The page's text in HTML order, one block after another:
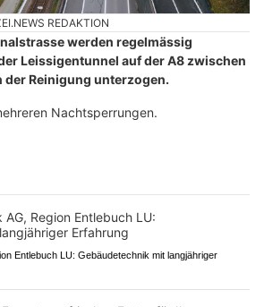
REDAKTION
werden regelmässig
Leissigentunnel auf der A8 zwischen
der Reinigung unterzogen.
Nachtsperrungen.
Entlebuch LU: Gebäudetechnik mit langjähriger